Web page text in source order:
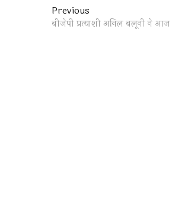
Post
navigation
Previous
post:
बीजेपी प्रत्याशी अनिल बलूनी ने